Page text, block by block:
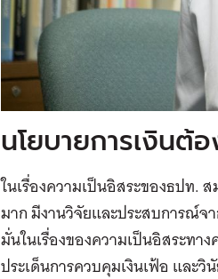
นโยบายการเงินต้
ในเรื่องความเป็นอิสระของธปท.
มาก มีงานวิจัยและประสบการณ์จ
มั่นในเรื่องของความเป็นอิสระทา
ประเด็นการควบคุมเงินเฟ้อ และ